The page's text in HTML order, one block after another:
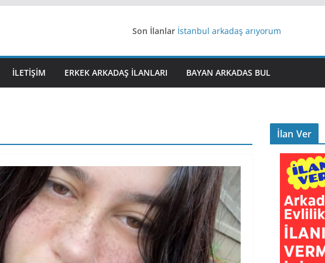
Son İlanlar İstanbul arkadaş arıyorum
Yeni Bir Aşk Lazım
iş arayanlara iş
İLETIŞIM ERKEK ARKADAŞ ILANLARI BAYAN ARKADAS BUL
İlan Ver